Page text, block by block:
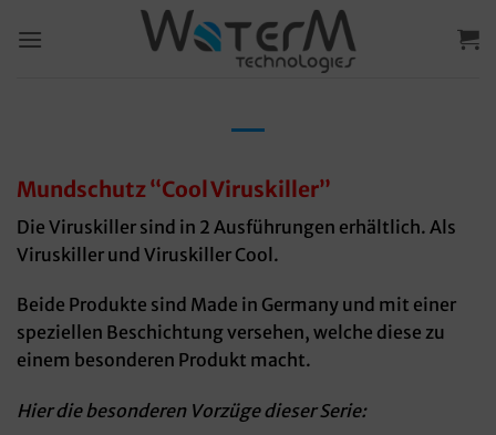
Inhalt
Mundschutz “Cool Viruskiller”
Die Viruskiller sind in 2 Ausführungen erhältlich. Als
Viruskiller und Viruskiller Cool.
Beide Produkte sind Made in Germany und mit einer
speziellen Beschichtung versehen, welche diese zu
einem besonderen Produkt macht.
Hier die besonderen Vorzüge dieser Serie: